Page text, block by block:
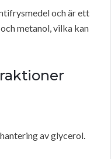
och är ett
metanol, vilka kan
av glycerol.